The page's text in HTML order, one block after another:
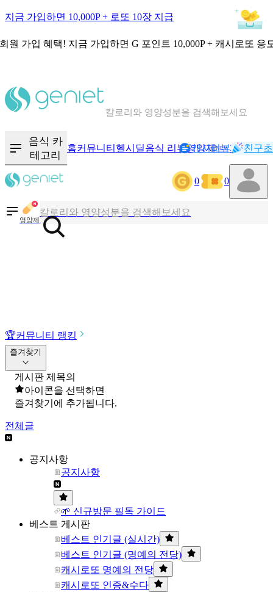
지금 가입하면 10,000P + 로또 10장 지급
원 가입 혜택! 지금 가입하면 G 포인트 10,000P + 캐시로또 응
칼로리와 영양성분을 검색해보세요
음식 카
테고리
홈커뮤니티 헬시딜음식 리뷰영양제NEW기록
캐시리뷰 친구
0 0
영양제
칼로리와 영양성분을 검색해보세요
혈당 · 다이어트 음식 검색해보세요
🏆커뮤니티 랭킹
즐겨찾기
게시판 제목의
아이콘을 선택하면
즐겨찾기에 추가됩니다.
전체글
공지사항
공지사항
🌱 신규방문 필독 가이드
베스트 게시판
베스트 인기글 (실시간)
베스트 인기글 (명예의 전당)
캐시로또 명예의 전당
캐시로또 인증&수다